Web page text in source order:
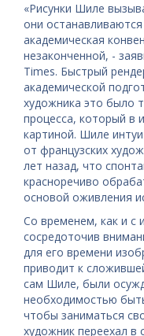
«Рисунки Шиле
они
академическая
незаконченной, -
Times. Быстрый
академической
художника это было
процесса, который в
картиной. Шиле
от французских
лет назад, что
красноречиво
основой оживления
Со временем, как и с
сосредоточив
для его времени
приводит к
сам Шиле, были
необходимостью
чтобы заниматься
художник переехал в